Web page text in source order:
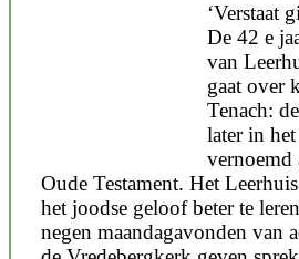
‘Verstaat
De 42 e
van
gaat over
Tenach:
later in
vernoemd
Oude Testament. Het
het joodse geloof beter te
negen maandagavonden van